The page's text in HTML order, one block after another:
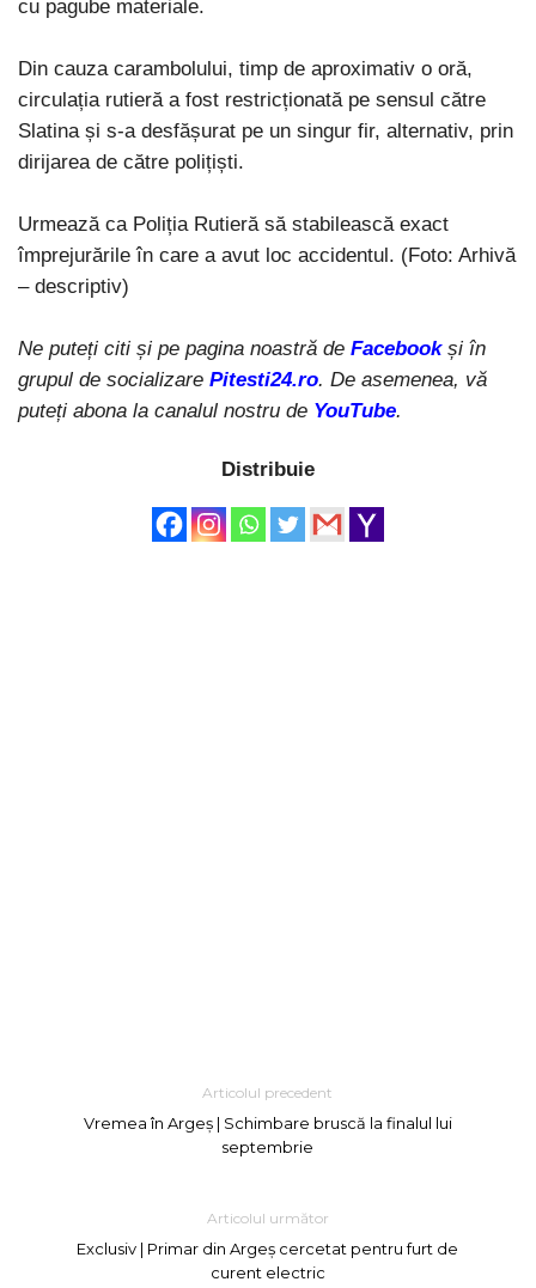
cu pagube materiale.
Din cauza carambolului, timp de aproximativ o oră,
circulația rutieră a fost restricționată pe sensul către
Slatina și s-a desfășurat pe un singur fir, alternativ, prin
dirijarea de către polițiști.
Urmează ca Poliția Rutieră să stabilească exact
împrejurările în care a avut loc accidentul. (Foto: Arhivă
– descriptiv)
Ne puteți citi și pe pagina noastră de Facebook și în
grupul de socializare Pitesti24.ro. De asemenea, vă
puteți abona la canalul nostru de YouTube.
Distribuie
Articolul precedent
Vremea în Argeș | Schimbare bruscă la finalul lui
septembrie
Articolul următor
Exclusiv | Primar din Argeș cercetat pentru furt de
curent electric